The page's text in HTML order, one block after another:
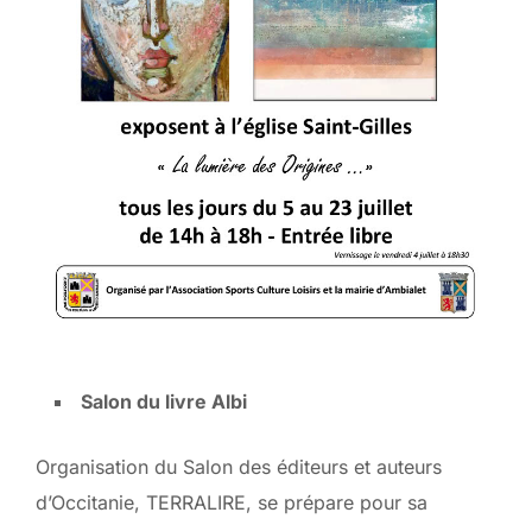
Salon du livre Albi
Organisation du Salon des éditeurs et auteurs
d’Occitanie, TERRALIRE, se prépare pour sa